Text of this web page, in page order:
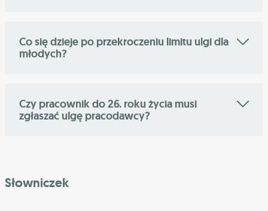
Co się dzieje po przekroczeniu limitu ulgi dla
młodych?
Czy pracownik do 26. roku życia musi
zgłaszać ulgę pracodawcy?
Słowniczek